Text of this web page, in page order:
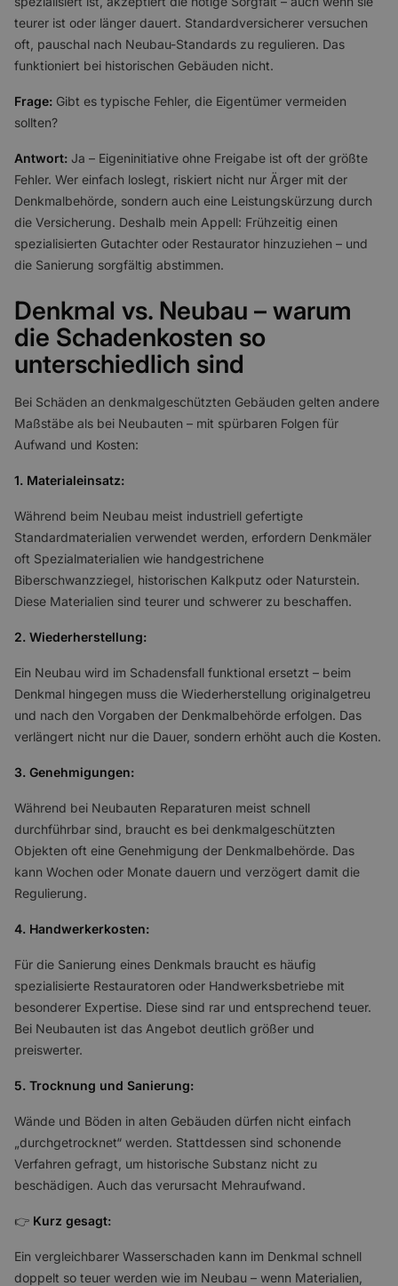
teurer ist oder länger dauert. Standardversicherer versuchen
oft, pauschal nach Neubau-Standards zu regulieren. Das
funktioniert bei historischen Gebäuden nicht.
Frage: Gibt es typische Fehler, die Eigentümer vermeiden
sollten?
Antwort: Ja – Eigeninitiative ohne Freigabe ist oft der größte
Fehler. Wer einfach loslegt, riskiert nicht nur Ärger mit der
Denkmalbehörde, sondern auch eine Leistungskürzung durch
die Versicherung. Deshalb mein Appell: Frühzeitig einen
spezialisierten Gutachter oder Restaurator hinzuziehen – und
die Sanierung sorgfältig abstimmen.
Denkmal vs. Neubau – warum
die Schadenkosten so
unterschiedlich sind
Bei Schäden an denkmalgeschützten Gebäuden gelten andere
Maßstäbe als bei Neubauten – mit spürbaren Folgen für
Aufwand und Kosten:
1. Materialeinsatz:
Während beim Neubau meist industriell gefertigte
Standardmaterialien verwendet werden, erfordern Denkmäler
oft Spezialmaterialien wie handgestrichene
Biberschwanzziegel, historischen Kalkputz oder Naturstein.
Diese Materialien sind teurer und schwerer zu beschaffen.
2. Wiederherstellung:
Ein Neubau wird im Schadensfall funktional ersetzt – beim
Denkmal hingegen muss die Wiederherstellung originalgetreu
und nach den Vorgaben der Denkmalbehörde erfolgen. Das
verlängert nicht nur die Dauer, sondern erhöht auch die Kosten.
3. Genehmigungen:
Während bei Neubauten Reparaturen meist schnell
durchführbar sind, braucht es bei denkmalgeschützten
Objekten oft eine Genehmigung der Denkmalbehörde. Das
kann Wochen oder Monate dauern und verzögert damit die
Regulierung.
4. Handwerkerkosten:
Für die Sanierung eines Denkmals braucht es häufig
spezialisierte Restauratoren oder Handwerksbetriebe mit
besonderer Expertise. Diese sind rar und entsprechend teuer.
Bei Neubauten ist das Angebot deutlich größer und
preiswerter.
5. Trocknung und Sanierung:
Wände und Böden in alten Gebäuden dürfen nicht einfach
„durchgetrocknet“ werden. Stattdessen sind schonende
Verfahren gefragt, um historische Substanz nicht zu
beschädigen. Auch das verursacht Mehraufwand.
👉 Kurz gesagt:
Ein vergleichbarer Wasserschaden kann im Denkmal schnell
doppelt so teuer werden wie im Neubau – wenn Materialien,